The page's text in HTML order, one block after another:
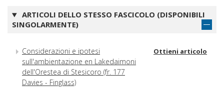
ARTICOLI DELLO STESSO FASCICOLO (DISPONIBILI
SINGOLARMENTE)
Considerazioni e ipotesi
sull'ambientazione en Lakedaimoni
dell'Orestea di Stesicoro (fr. 177
Davies - Finglass)
Ottieni articolo